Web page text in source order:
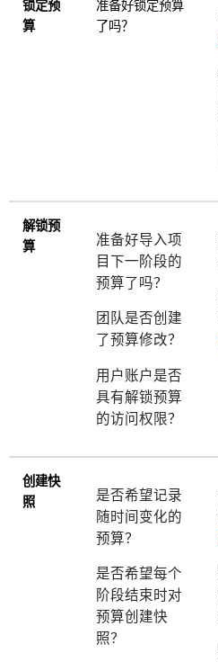
锁定预
算
准备好锁定预算
了吗？
解锁预
算
准备好导入项
目下一阶段的
预算了吗？
团队是否创建
了预算修改？
用户账户是否
具有解锁预算
的访问权限？
创建快
照
是否希望记录
随时间变化的
预算？
是否希望每个
阶段结束时对
预算创建快
照？